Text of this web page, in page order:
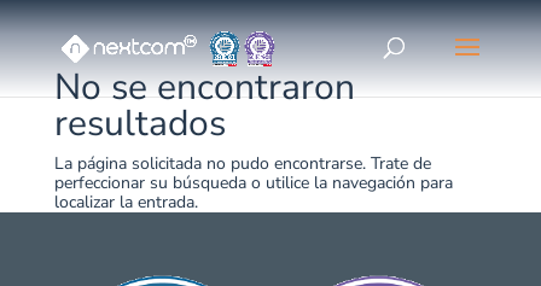
No se encontraron
resultados
La página solicitada no pudo encontrarse. Trate de
perfeccionar su búsqueda o utilice la navegación para
localizar la entrada.